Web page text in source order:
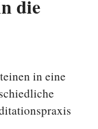
die
in eine